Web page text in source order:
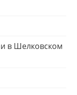
в Шелковском